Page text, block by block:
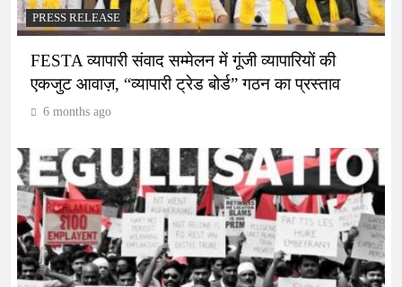
PRESS RELEASE
FESTA व्यापारी संवाद सम्मेलन में गूंजी व्यापारियों की
एकजुट आवाज़, “व्यापारी ट्रेड बोर्ड” गठन का प्रस्ताव
6 months ago